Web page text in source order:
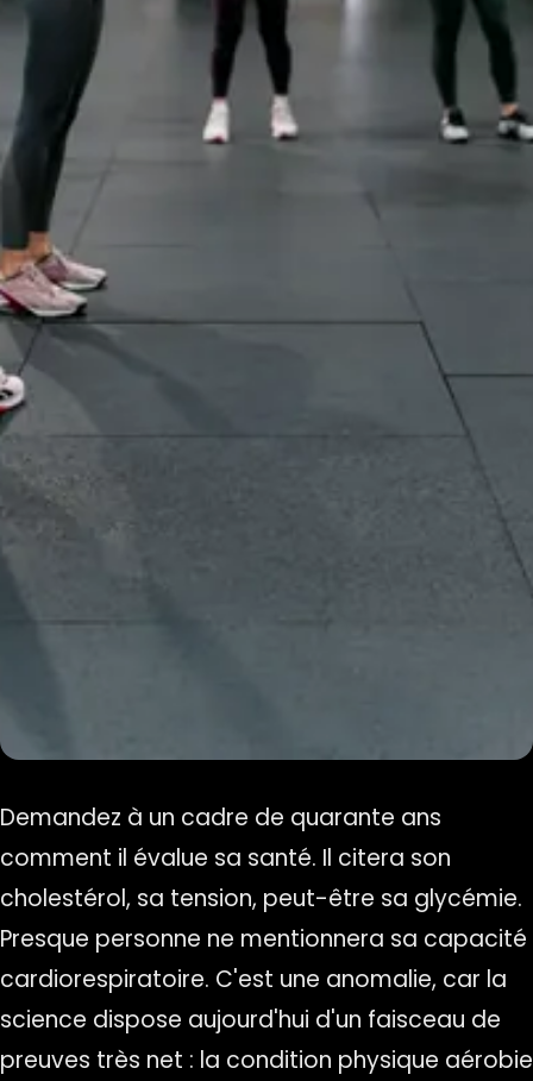
Demandez à un cadre de quarante ans
comment il évalue sa santé. Il citera son
cholestérol, sa tension, peut-être sa glycémie.
Presque personne ne mentionnera sa capacité
cardiorespiratoire. C'est une anomalie, car la
science dispose aujourd'hui d'un faisceau de
preuves très net : la condition physique aérobie